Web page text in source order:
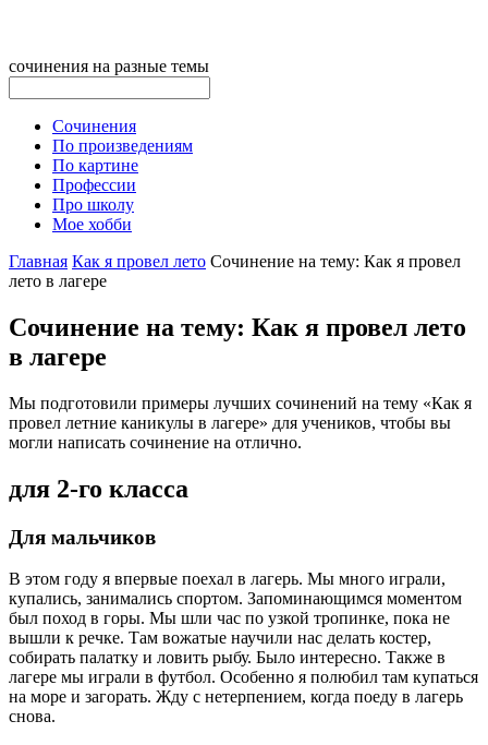
сочинения на разные темы
Сочинения
По произведениям
По картине
Профессии
Про школу
Мое хобби
Главная Как я провел лето Сочинение на тему: Как я провел
лето в лагере
Сочинение на тему: Как я провел лето
в лагере
Мы подготовили примеры лучших сочинений на тему «Как я
провел летние каникулы в лагере» для учеников, чтобы вы
могли написать сочинение на отлично.
для 2-го класса
Для мальчиков
В этом году я впервые поехал в лагерь. Мы много играли,
купались, занимались спортом. Запоминающимся моментом
был поход в горы. Мы шли час по узкой тропинке, пока не
вышли к речке. Там вожатые научили нас делать костер,
собирать палатку и ловить рыбу. Было интересно. Также в
лагере мы играли в футбол. Особенно я полюбил там купаться
на море и загорать. Жду с нетерпением, когда поеду в лагерь
снова.